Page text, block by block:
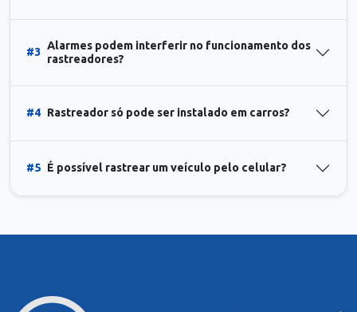
#3
Alarmes podem interferir no funcionamento dos
rastreadores?
#4 Rastreador só pode ser instalado em carros?
#5 É possível rastrear um veículo pelo celular?